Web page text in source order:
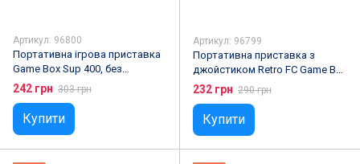
Артикул: 96800
Портативна ігрова приставка
Game Box Sup 400, без
джойстика, в ассортименті
242 грн 303 грн
Купити
Артикул: 96799
Портативна приставка з
джойстиком Retro FC Game Box
Sup dendy 400 in 1
232 грн 290 грн
Купити